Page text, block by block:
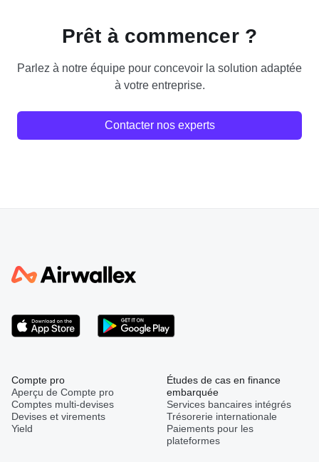
Prêt à commencer ?
Parlez à notre équipe pour concevoir la solution adaptée
à votre entreprise.
Contacter nos experts
Compte pro
Aperçu de Compte pro
Comptes multi-devises
Devises et virements
Yield
Études de cas en finance
embarquée
Services bancaires intégrés
Trésorerie internationale
Paiements pour les
plateformes